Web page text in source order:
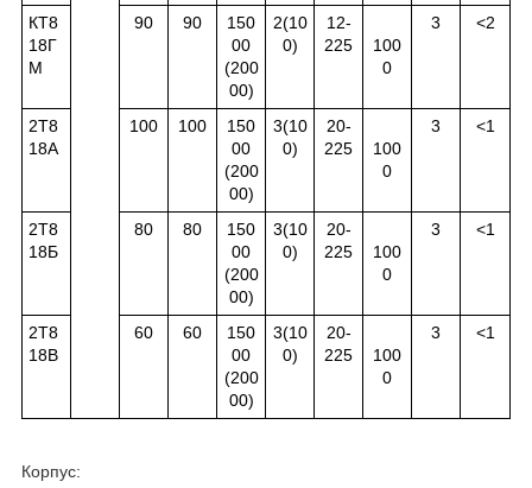
КТ8
18Г
М
90 90
150
00
(200
00)
2(10
0)
12-
225
100
0
3 <2
2Т8
18А
100 100
150
00
(200
00)
3(10
0)
20-
225
100
0
3 <1
2Т8
18Б
80 80
150
00
(200
00)
3(10
0)
20-
225
100
0
3 <1
2Т8
18В
60 60
150
00
(200
00)
3(10
0)
20-
225
100
0
3 <1
Корпус: